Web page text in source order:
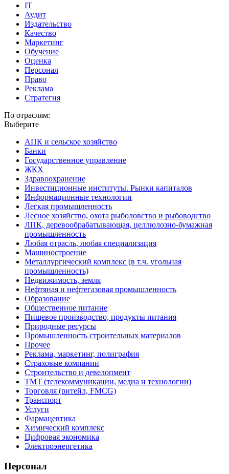
IT
Аудит
Издательство
Качество
Маркетинг
Обучение
Оценка
Персонал
Право
Реклама
Стратегия
По отраслям:
Выберите
АПК и сельское хозяйство
Банки
Государственное управление
ЖКХ
Здравоохранение
Инвестиционные институты. Рынки капиталов
Информационные технологии
Легкая промышленность
Лесное хозяйство, охота рыболовство и рыбоводство
ЛПК, деревообрабатывающая, целлюлозно-бумажная
промышленность
Любая отрасль, любая специализация
Машиностроение
Металлургический комплекс (в т.ч. угольная
промышленность)
Недвижимость, земля
Нефтяная и нефтегазовая промышленность
Образование
Общественное питание
Пищевое производство, продукты питания
Природные ресурсы
Промышленность строительных материалов
Прочее
Реклама, маркетинг, полиграфия
Страховые компании
Строительство и девелопмент
ТМТ (телекоммуникации, медиа и технологии)
Торговля (ритейл, FMCG)
Транспорт
Услуги
Фармацевтика
Химический комплекс
Цифровая экономика
Электроэнергетика
Персонал